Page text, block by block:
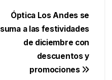
Óptica Los Andes se
suma a las festividades
de diciembre con
descuentos y
promociones